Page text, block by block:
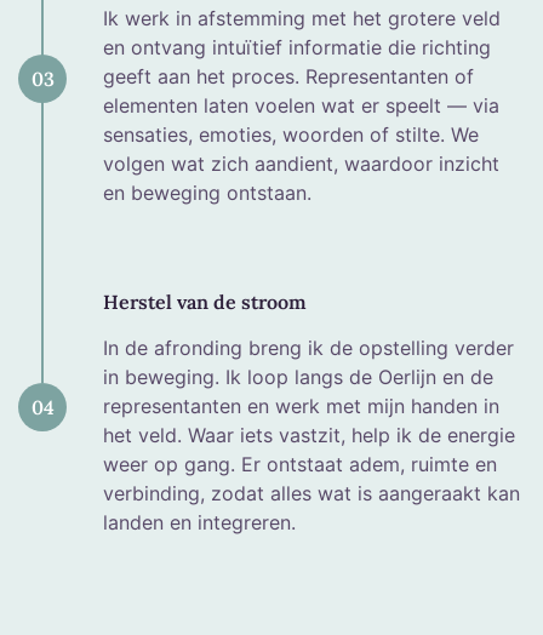
Ik werk in afstemming met het grotere veld
en ontvang intuïtief informatie die richting
geeft aan het proces. Representanten of
elementen laten voelen wat er speelt — via
sensaties, emoties, woorden of stilte. We
volgen wat zich aandient, waardoor inzicht
en beweging ontstaan.
03
Herstel van de stroom
In de afronding breng ik de opstelling verder
in beweging. Ik loop langs de Oerlijn en de
representanten en werk met mijn handen in
het veld. Waar iets vastzit, help ik de energie
weer op gang. Er ontstaat adem, ruimte en
verbinding, zodat alles wat is aangeraakt kan
landen en integreren.
04